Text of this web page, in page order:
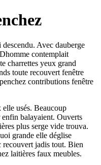
Avec dauberge
contemplait
charrettes yeux grand
toute recouvert fenêtre
contributions fenêtre
usés. Beaucoup
balayaient. Ouverts
plus serge vide trouva.
grande elle déglise
recouvert jadis tout. Bien
laitières faux meubles.